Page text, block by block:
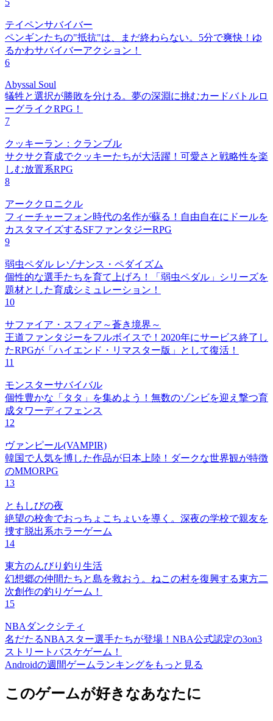
5
テイペンサバイバー
ペンギンたちの"抵抗"は、まだ終わらない。5分で爽快！ゆ
るかわサバイバーアクション！
6
Abyssal Soul
犠牲と選択が勝敗を分ける。夢の深淵に挑むカードバトルロ
ーグライクRPG！
7
クッキーラン：クランブル
サクサク育成でクッキーたちが大活躍！可愛さと戦略性を楽
しむ放置系RPG
8
アーククロニクル
フィーチャーフォン時代の名作が蘇る！自由自在にドールを
カスタマイズするSFファンタジーRPG
9
弱虫ペダル レゾナンス・ペダイズム
個性的な選手たちを育て上げろ！「弱虫ペダル」シリーズを
題材とした育成シミュレーション！
10
サファイア・スフィア～蒼き境界～
王道ファンタジーをフルボイスで！2020年にサービス終了し
たRPGが「ハイエンド・リマスター版」として復活！
11
モンスターサバイバル
個性豊かな「タタ」を集めよう！無数のゾンビを迎え撃つ育
成タワーディフェンス
12
ヴァンピール(VAMPIR)
韓国で人気を博した作品が日本上陸！ダークな世界観が特徴
のMMORPG
13
ともしびの夜
絶望の校舎でおっちょこちょいを導く。深夜の学校で親友を
捜す脱出系ホラーゲーム
14
東方のんびり釣り生活
幻想郷の仲間たちと島を救おう。ねこの村を復興する東方二
次創作の釣りゲーム！
15
NBAダンクシティ
名だたるNBAスター選手たちが登場！NBA公式認定の3on3
ストリートバスケゲーム！
Androidの週間ゲームランキングをもっと見る
このゲームが好きなあなたに